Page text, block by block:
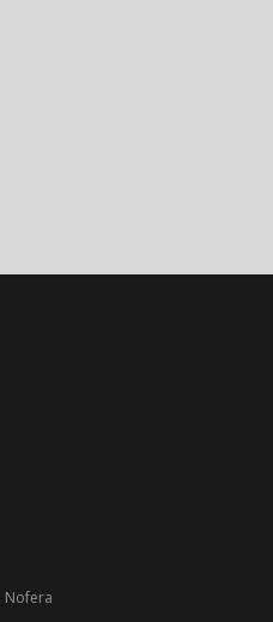
Nofera